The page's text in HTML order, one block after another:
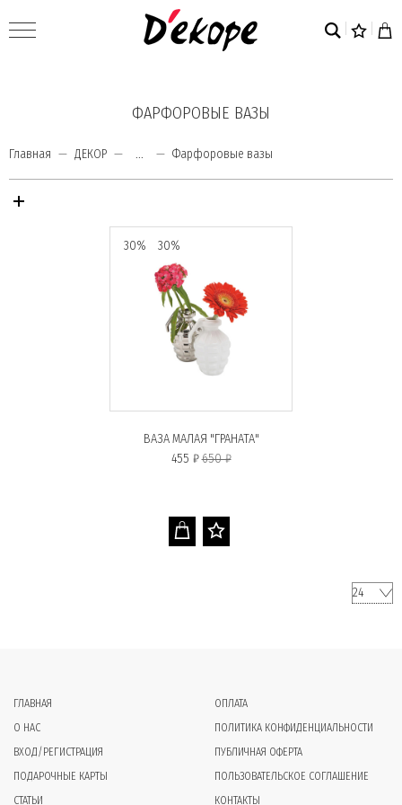
ФАРФОРОВЫЕ ВАЗЫ
Главная ДЕКОР ... Фарфоровые вазы
30% 30%
ВАЗА МАЛАЯ "ГРАНАТА"
455 ₽650 ₽
ГЛАВНАЯ
О НАС
ВХОД/РЕГИСТРАЦИЯ
ПОДАРОЧНЫЕ КАРТЫ
СТАТЬИ
ОПЛАТА
ПОЛИТИКА КОНФИДЕНЦИАЛЬНОСТИ
ПУБЛИЧНАЯ ОФЕРТА
ПОЛЬЗОВАТЕЛЬСКОЕ СОГЛАШЕНИЕ
КОНТАКТЫ